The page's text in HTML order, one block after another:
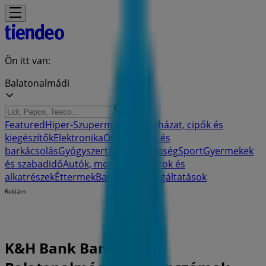
Ön itt van:
Balatonalmádi
FeaturedHiper-Szupermarketek
Ruházat, cipők és
kiegészítőkElektronikaOtthon, kert és
barkácsolásGyógyszertárak és szépségSportGyermekek
és szabadidőAutók, motorkerékpárok és
alkatrészekÉttermekBankok és szolgáltatások
Reklám
K&H Bank Bankfiókok